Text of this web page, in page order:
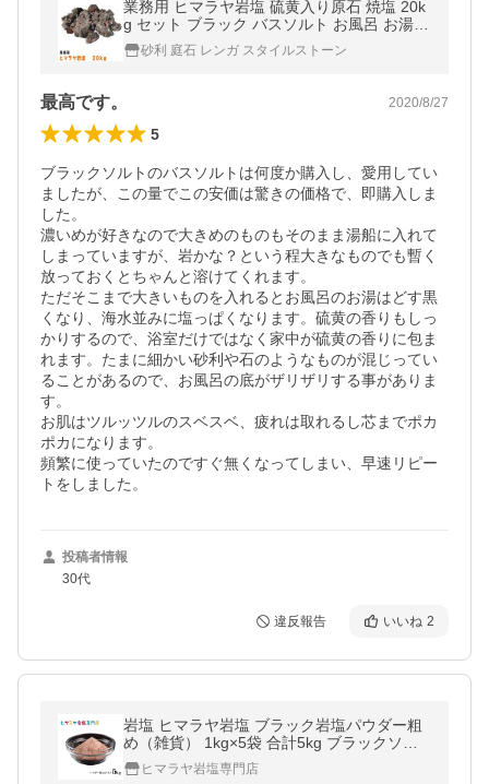
業務用 ヒマラヤ岩塩 硫黄入り原石 焼塩 20k
g セット ブラック バスソルト お風呂 お湯
還元 バスソルト 入浴剤 大量 大容量 約5cm-
20cm砂利 庭石 レンガ スタイルストーン
最高です。 2020/8/27
5
ブラックソルトのバスソルトは何度か購入し、愛用してい
ましたが、この量でこの安価は驚きの価格で、即購入しま
した。
濃いめが好きなので大きめのものもそのまま湯船に入れて
しまっていますが、岩かな？という程大きなものでも暫く
放っておくとちゃんと溶けてくれます。
ただそこまで大きいものを入れるとお風呂のお湯はどす黒
くなり、海水並みに塩っぱくなります。硫黄の香りもしっ
かりするので、浴室だけではなく家中が硫黄の香りに包ま
れます。たまに細かい砂利や石のようなものが混じってい
ることがあるので、お風呂の底がザリザリする事がありま
す。
お肌はツルッツルのスベスベ、疲れは取れるし芯までポカ
ポカになります。
頻繁に使っていたのですぐ無くなってしまい、早速リピー
トをしました。
投稿者情報
30代
違反報告 いいね 2
岩塩 ヒマラヤ岩塩 ブラック岩塩パウダー粗
め（雑貨） 1kg×5袋 合計5kg ブラックソル
ト 原料 硫黄
ヒマラヤ岩塩専門店